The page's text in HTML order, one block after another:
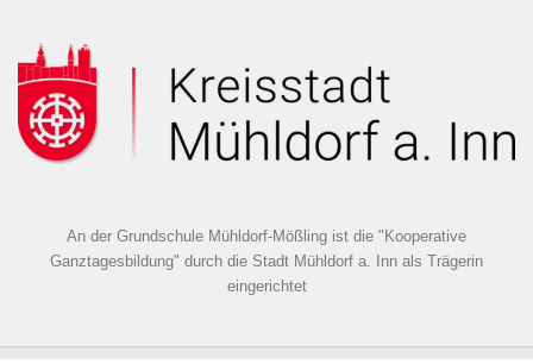
An der Grundschule Mühldorf-Mößling ist die "Kooperative
Ganztagesbildung" durch die Stadt Mühldorf a. Inn als Trägerin
eingerichtet